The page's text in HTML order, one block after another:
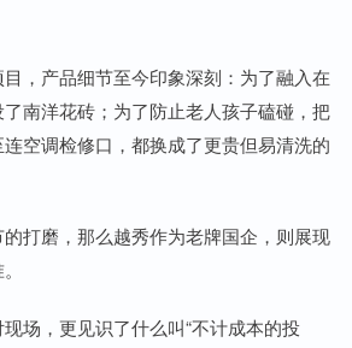
，产品细节至今印象深刻：为了融入在
南洋花砖；为了防止老人孩子磕碰，把
空调检修口，都换成了更贵但易清洗的
打磨，那么越秀作为老牌国企，则展现
场，更见识了什么叫“不计成本的投